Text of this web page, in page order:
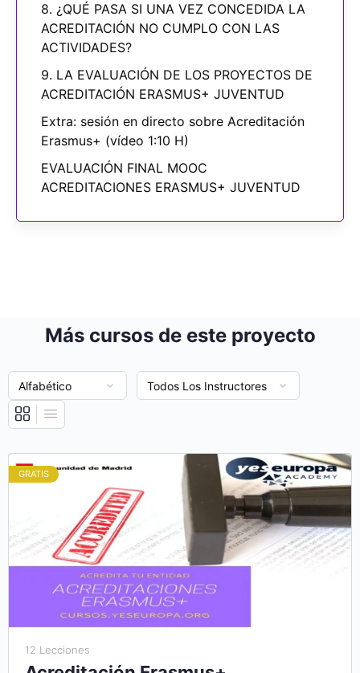
8. ¿QUÉ PASA SI UNA VEZ CONCEDIDA LA
ACREDITACIÓN NO CUMPLO CON LAS
ACTIVIDADES?
9. LA EVALUACIÓN DE LOS PROYECTOS DE
ACREDITACIÓN ERASMUS+ JUVENTUD
Extra: sesión en directo sobre Acreditación
Erasmus+ (vídeo 1:10 H)
EVALUACIÓN FINAL MOOC
ACREDITACIONES ERASMUS+ JUVENTUD
Más cursos de este proyecto
GRATIS
12 Lecciones